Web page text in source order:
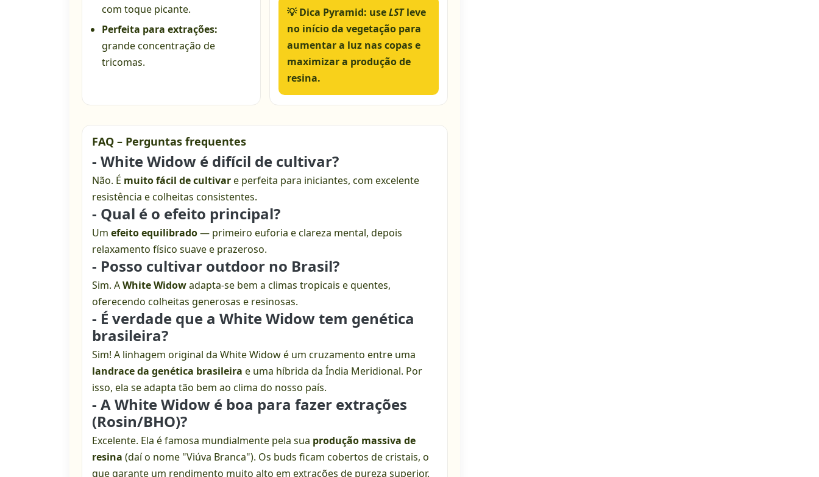
com toque picante.
Perfeita para extrações:
grande concentração de
tricomas.
💡 Dica Pyramid: useLSTleve
no início da vegetação para
aumentar a luz nas copas e
maximizar a produção de
resina.
FAQ – Perguntas frequentes
- White Widow é difícil de cultivar?
Não. É muito fácil de cultivare perfeita para iniciantes, com excelente
resistência e colheitas consistentes.
- Qual é o efeito principal?
Um efeito equilibrado— primeiro euforia e clareza mental, depois
relaxamento físico suave e prazeroso.
- Posso cultivar outdoor no Brasil?
Sim. AWhite Widowadapta-se bem a climas tropicais e quentes,
oferecendo colheitas generosas e resinosas.
- É verdade que a White Widow tem genética
brasileira?
Sim! A linhagem original da White Widow é um cruzamento entre uma
landrace da genética brasileira e uma híbrida da Índia Meridional. Por
isso, ela se adapta tão bem ao clima do nosso país.
- A White Widow é boa para fazer extrações
(Rosin/BHO)?
Excelente. Ela é famosa mundialmente pela sua produção massiva de
resina (daí o nome "Viúva Branca"). Os buds ficam cobertos de cristais, o
que garante um rendimento muito alto em extrações de pureza superior.